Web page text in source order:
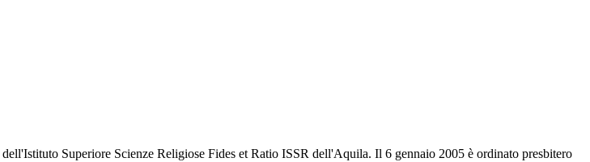
Superiore Scienze Religiose Fides et Ratio ISSR dell'Aquila. Il 6 gennaio 2005 è ordinato presbitero